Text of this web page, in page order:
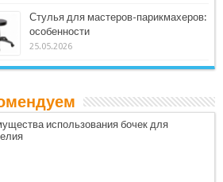
Стулья для мастеров-парикмахеров:
особенности
25.05.2026
использования бочек для